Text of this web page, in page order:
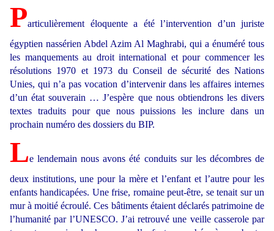
Particulièrement éloquente a été l’intervention d’un juriste
égyptien nassérien Abdel Azim Al Maghrabi, qui a énuméré tous
les manquements au droit international et pour commencer les
résolutions 1970 et 1973 du Conseil de sécurité des Nations
Unies, qui n’a pas vocation d’intervenir dans les affaires internes
d’un état souverain … J’espère que nous obtiendrons les divers
textes traduits pour que nous puissions les inclure dans un
prochain numéro des dossiers du BIP.
Le lendemain nous avons été conduits sur les décombres de
deux institutions, une pour la mère et l’enfant et l’autre pour les
enfants handicapées. Une frise, romaine peut-être, se tenait sur un
mur à moitié écroulé. Ces bâtiments étaient déclarés patrimoine de
l’humanité par l’UNESCO. J’ai retrouvé une veille casserole par